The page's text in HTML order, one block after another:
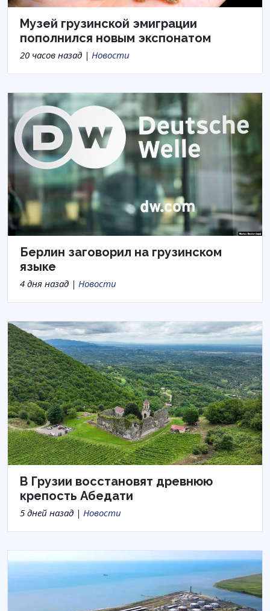
Музей грузинской эмиграции
пополнился новым экспонатом
20 часов назад | Новости
Берлин заговорил на грузинском
языке
4 дня назад | Новости
В Грузии восстановят древнюю
крепость Абедати
5 дней назад | Новости